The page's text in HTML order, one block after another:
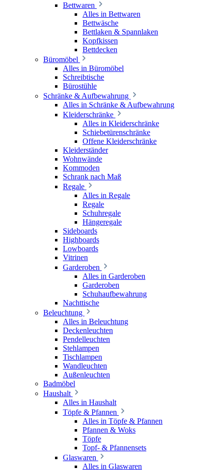
Bettwaren
Alles in Bettwaren
Bettwäsche
Bettlaken & Spannlaken
Kopfkissen
Bettdecken
Büromöbel
Alles in Büromöbel
Schreibtische
Bürostühle
Schränke & Aufbewahrung
Alles in Schränke & Aufbewahrung
Kleiderschränke
Alles in Kleiderschränke
Schiebetürenschränke
Offene Kleiderschränke
Kleiderständer
Wohnwände
Kommoden
Schrank nach Maß
Regale
Alles in Regale
Regale
Schuhregale
Hängeregale
Sideboards
Highboards
Lowboards
Vitrinen
Garderoben
Alles in Garderoben
Garderoben
Schuhaufbewahrung
Nachttische
Beleuchtung
Alles in Beleuchtung
Deckenleuchten
Pendelleuchten
Stehlampen
Tischlampen
Wandleuchten
Außenleuchten
Badmöbel
Haushalt
Alles in Haushalt
Töpfe & Pfannen
Alles in Töpfe & Pfannen
Pfannen & Woks
Töpfe
Topf- & Pfannensets
Glaswaren
Alles in Glaswaren